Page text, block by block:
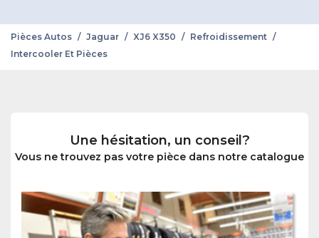
Pièces Autos / Jaguar / XJ6 X350 / Refroidissement /
Intercooler Et Pièces
Une hésitation, un conseil?
Vous ne trouvez pas votre pièce dans notre catalogue